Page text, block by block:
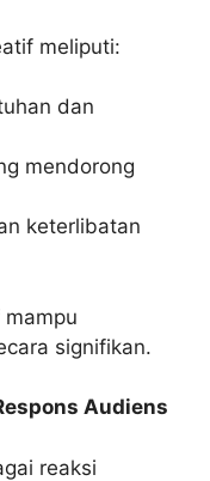
meliputi:
dan
mendorong
keterlibatan
signifikan.
Audiens
reaksi